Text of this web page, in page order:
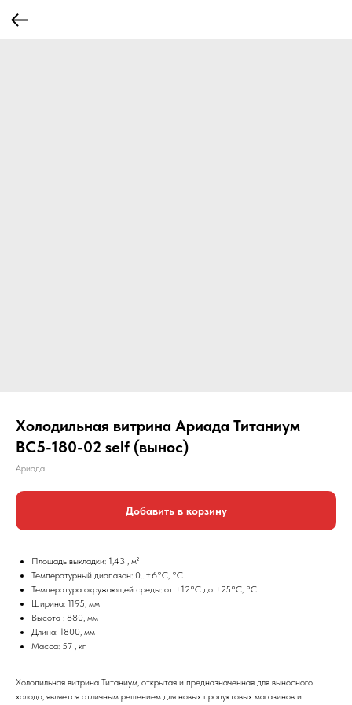
Холодильная витрина Ариада Титаниум
ВС5-180-02 self (вынос)
Ариада
Добавить в корзину
Площадь выкладки: 1,43 , м²
Температурный диапазон: 0...+6°C, °С
Температура окружающей среды: от +12°C до +25°C, °С
Ширина: 1195, мм
Высота : 880, мм
Длина: 1800, мм
Масса: 57 , кг
Холодильная витрина Титаниум, открытая и предназначенная для выносного
холода, является отличным решением для новых продуктовых магазинов и